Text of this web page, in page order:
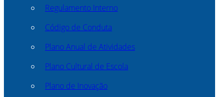
Regulamento Interno
Código de Conduta
Plano Anual de Atividades
Plano Cultural de Escola
Plano de Inovação